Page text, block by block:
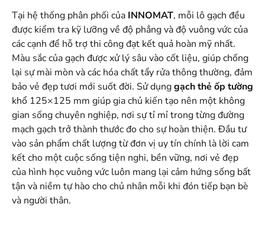
Tại hệ thống phân phối của INNOMAT, mỗi lô gạch đều
được kiểm tra kỹ lưỡng về độ phẳng và độ vuông vức của
các cạnh để hỗ trợ thi công đạt kết quả hoàn mỹ nhất.
Màu sắc của gạch được xử lý sâu vào cốt liệu, giúp chống
lại sự mài mòn và các hóa chất tẩy rửa thông thường, đảm
bảo vẻ đẹp tươi mới suốt đời. Sử dụnggạch thẻ ốp tường
khổ 125×125 mm giúp gia chủ kiến tạo nên một không
gian sống chuyên nghiệp, nơi sự tỉ mỉ trong từng đường
mạch gạch trở thành thước đo cho sự hoàn thiện. Đầu tư
vào sản phẩm chất lượng từ đơn vị uy tín chính là lời cam
kết cho một cuộc sống tiện nghi, bền vững, nơi vẻ đẹp
của hình học vuông vức luôn mang lại cảm hứng sống bất
tận và niềm tự hào cho chủ nhân mỗi khi đón tiếp bạn bè
và người thân.